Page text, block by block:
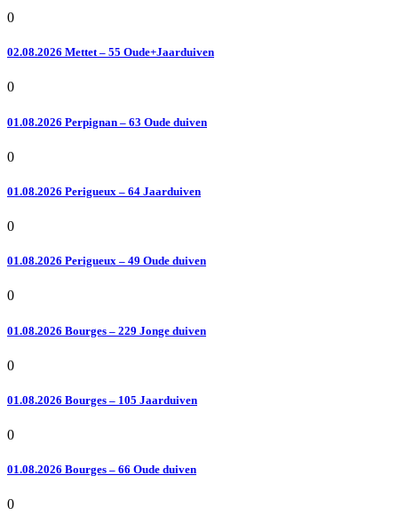
0
02.08.2026 Mettet – 55 Oude+Jaarduiven
0
01.08.2026 Perpignan – 63 Oude duiven
0
01.08.2026 Perigueux – 64 Jaarduiven
0
01.08.2026 Perigueux – 49 Oude duiven
0
01.08.2026 Bourges – 229 Jonge duiven
0
01.08.2026 Bourges – 105 Jaarduiven
0
01.08.2026 Bourges – 66 Oude duiven
0